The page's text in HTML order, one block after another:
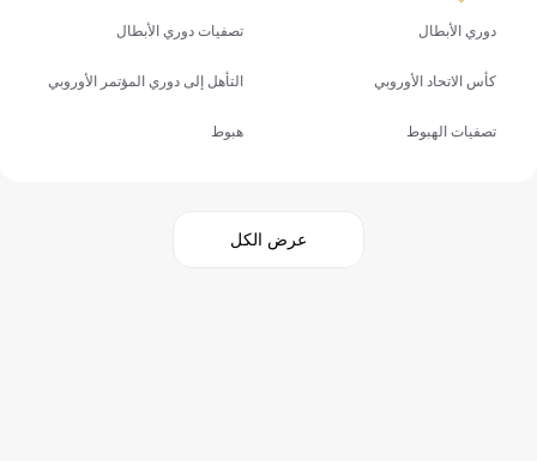
دوري الأبطال تصفيات دوري الأبطال
كأس الاتحاد الأوروبي التأهل إلى دوري المؤتمر الأوروبي
تصفيات الهبوط هبوط
عرض الكل